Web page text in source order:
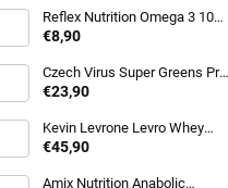
Reflex Nutrition Omega 3 1000
mg - EPA a DHA pre srdce,
€8,90
Czech Virus Super Greens Pro
- Podpora vitality a detoxikácie
€23,90
Kevin Levrone Levro Whey
Supreme - Srvátkový proteín
€45,90
Amix Nutrition Anabolic